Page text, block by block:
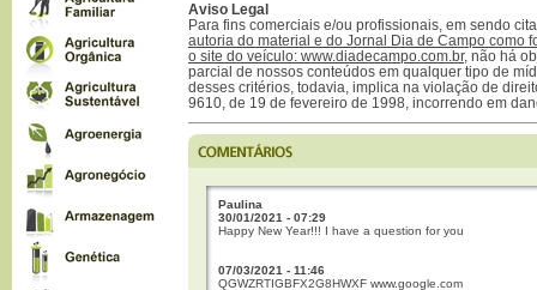
Aviso Legal
Para fins comerciais e/ou profissionais, em sendo
autoria do material e do Jornal Dia de Campo como
o site do veículo: www.diadecampo.com.br, não há
parcial de nossos conteúdos em qualquer tipo de
desses critérios, todavia, implica na violação de
9610, de 19 de fevereiro de 1998, incorrendo em
Paulina
30/01/2021 - 07:29
Happy New Year!!! I have a question for you
07/03/2021 - 11:46
QGWZRTIGBFX2G8HWXF www.google.com